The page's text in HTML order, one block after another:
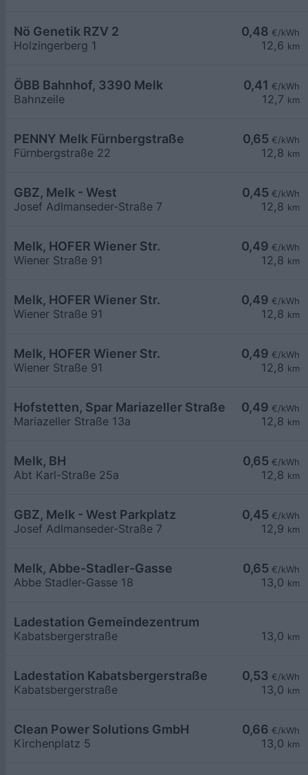
0,48 €/kWh
12,6 km
Nö Genetik RZV 2
Holzingerberg 1
0,41 €/kWh
12,7 km
ÖBB Bahnhof, 3390 Melk
Bahnzeile
0,65 €/kWh
12,8 km
PENNY Melk Fürnbergstraße
Fürnbergstraße 22
0,45 €/kWh
12,8 km
GBZ, Melk - West
Josef Adlmanseder-Straße 7
0,49 €/kWh
12,8 km
Melk, HOFER Wiener Str.
Wiener Straße 91
0,49 €/kWh
12,8 km
Melk, HOFER Wiener Str.
Wiener Straße 91
0,49 €/kWh
12,8 km
Melk, HOFER Wiener Str.
Wiener Straße 91
0,49 €/kWh
12,8 km
Hofstetten, Spar Mariazeller Straße
Mariazeller Straße 13a
0,65 €/kWh
12,8 km
Melk, BH
Abt Karl-Straße 25a
0,45 €/kWh
12,9 km
GBZ, Melk - West Parkplatz
Josef Adlmanseder-Straße 7
0,65 €/kWh
13,0 km
Melk, Abbe-Stadler-Gasse
Abbe Stadler-Gasse 18
13,0 km
Ladestation Gemeindezentrum
Kabatsbergerstraße
0,53 €/kWh
13,0 km
Ladestation Kabatsbergerstraße
Kabatsbergerstraße
0,66 €/kWh
13,0 km
Clean Power Solutions GmbH
Kirchenplatz 5